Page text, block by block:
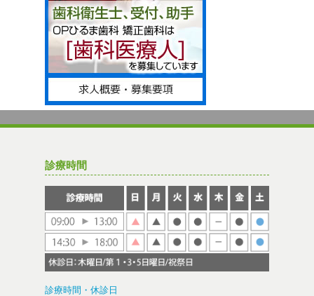
診療時間
診療時間・休診日